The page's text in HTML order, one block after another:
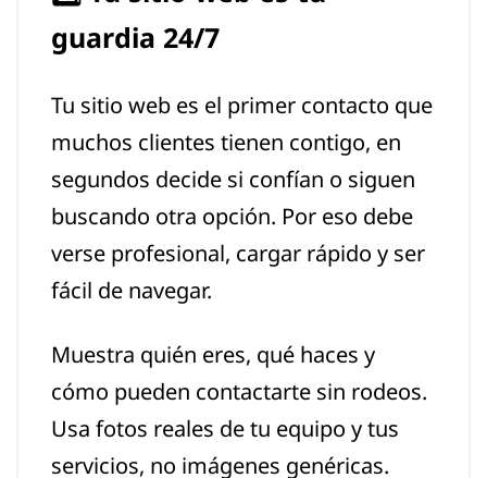
guardia 24/7
Tu sitio web es el primer contacto que
muchos clientes tienen contigo, en
segundos decide si confían o siguen
buscando otra opción. Por eso debe
verse profesional, cargar rápido y ser
fácil de navegar.
Muestra quién eres, qué haces y
cómo pueden contactarte sin rodeos.
Usa fotos reales de tu equipo y tus
servicios, no imágenes genéricas.